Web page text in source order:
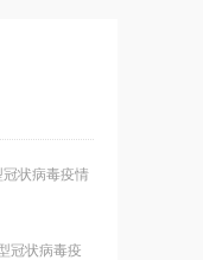
状病毒疫情
冠状病毒疫